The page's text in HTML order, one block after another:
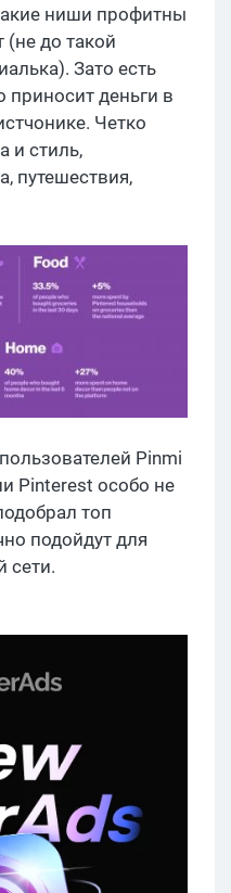
ниши профитны
(не до такой
Зато есть
приносит деньги в
Четко
и стиль,
путешествия,
Pinmi
Pinterest особо не
топ
подойдут для
сети.